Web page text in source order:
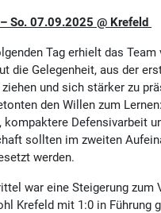
So. 07.09.2025 @ Krefeld
Tag erhielt das Team
die Gelegenheit, aus der
und sich stärker zu
den Willen zum
kompaktere Defensivarbeit
sollten im zweiten
werden.
war eine Steigerung zum
Krefeld mit 1:0 in Führung